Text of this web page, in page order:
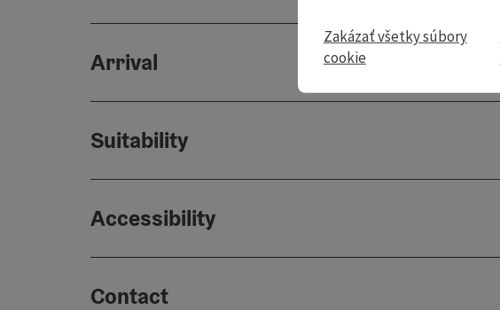
Arrival
Suitability
Accessibility
Contact
Zakázať všetky súbory
cookie